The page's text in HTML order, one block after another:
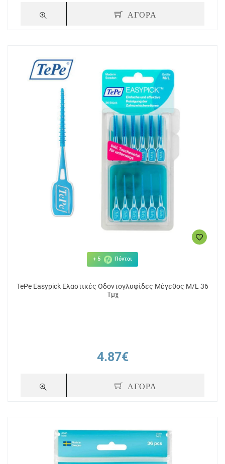
ΑΓΟΡΑ
+ 5 Πόντοι
TePe Easypick Ελαστικές Οδοντογλυφίδες Μέγεθος M/L 36
Τμχ
4.87€
ΑΓΟΡΑ